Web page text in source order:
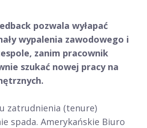
pozwala wyłapać
wypalenia zawodowego i
zanim pracownik
szukać nowej pracy na
zatrudnienia (tenure)
spada. Amerykańskie Biuro